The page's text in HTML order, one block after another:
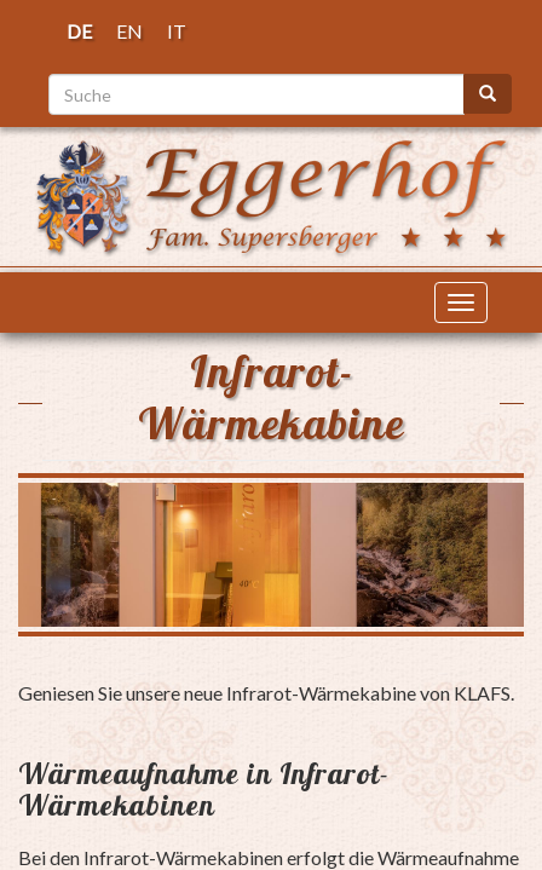
DE EN IT
Suche Suche
Infrarot-
Wärmekabine
Geniesen Sie unsere neue Infrarot-Wärmekabine von KLAFS.
Wärmeaufnahme in Infrarot-
Wärmekabinen
Bei den Infrarot-Wärmekabinen erfolgt die Wärmeaufnahme